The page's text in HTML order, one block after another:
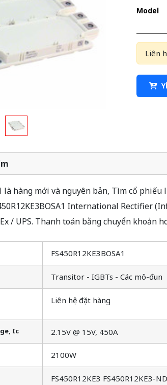
Model
Liên
là hàng mới và nguyên bản, Tìm cổ
International Rectifier
/ UPS. Thanh toán bằng chuyển khoản
FS450R12KE3BOSA1
Transitor - IGBTs - Các mô-đun
Liên hệ đặt hàng
Ic 2.15V @ 15V, 450A
2100W
FS450R12KE3 FS450R12KE3-ND